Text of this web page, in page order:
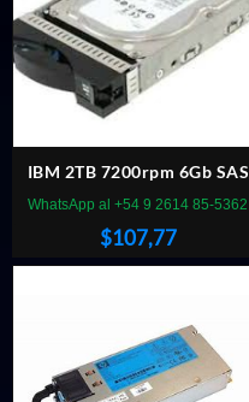
IBM 2TB 7200rpm 6Gb SAS
$107,77
WhatsApp al +54 9 2614 85-5362